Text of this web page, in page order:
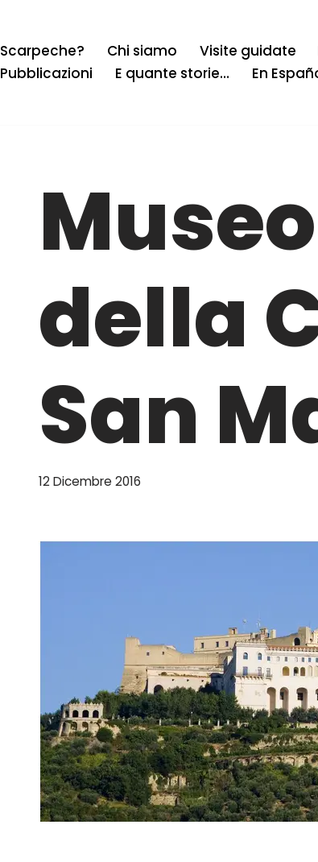
Scarpeche? Chi siamo Visite guidate
Pubblicazioni
E quante storie… En
della
San
12 Dicembre 2016